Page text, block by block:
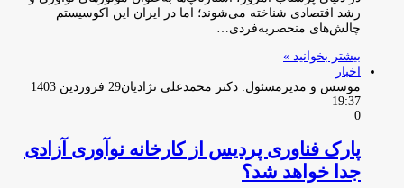
رشد اقتصادی شناخته می‌شوند؛ اما در ایران این اکوسیستم
چالش‌های منحصربه‌فردی…
بیشتر بخوانید »
اخبار
موسس و مدیرمسئول: دکتر محمدعلی نژادیان
29 فروردین 1403
19:37
0
پارک فناوری پردیس از کارخانه نوآوری آزادی
جدا خواهد شد؟